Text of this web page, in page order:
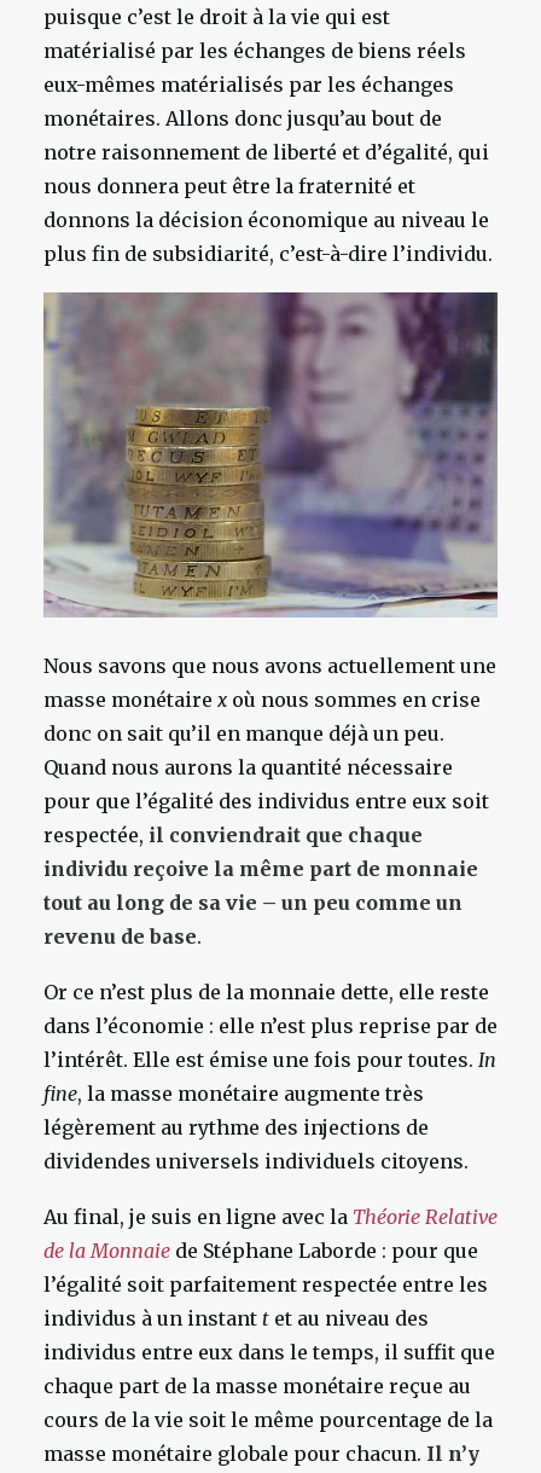
puisque c’est le droit à la vie qui est
matérialisé par les échanges de biens réels
eux-mêmes matérialisés par les échanges
monétaires. Allons donc jusqu’au bout de
notre raisonnement de liberté et d’égalité, qui
nous donnera peut être la fraternité et
donnons la décision économique au niveau le
plus fin de subsidiarité, c’est-à-dire l’individu.
Nous savons que nous avons actuellement une
masse monétaire x où nous sommes en crise
donc on sait qu’il en manque déjà un peu.
Quand nous aurons la quantité nécessaire
pour que l’égalité des individus entre eux soit
respectée, il conviendrait que chaque
individu reçoive la même part de monnaie
tout au long de sa vie – un peu comme un
revenu de base.
Or ce n’est plus de la monnaie dette, elle reste
dans l’économie : elle n’est plus reprise par de
l’intérêt. Elle est émise une fois pour toutes. In
fine, la masse monétaire augmente très
légèrement au rythme des injections de
dividendes universels individuels citoyens.
Au final, je suis en ligne avec la Théorie Relative
de la Monnaie de Stéphane Laborde : pour que
l’égalité soit parfaitement respectée entre les
individus à un instant t et au niveau des
individus entre eux dans le temps, il suffit que
chaque part de la masse monétaire reçue au
cours de la vie soit le même pourcentage de la
masse monétaire globale pour chacun. Il n’y